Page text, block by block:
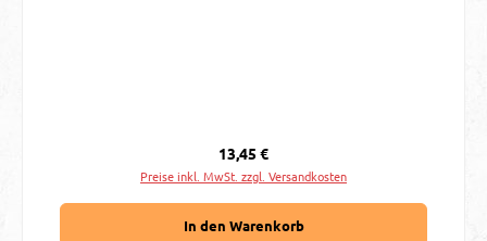
Regulärer Preis:
13,45 €
Preise inkl. MwSt. zzgl. Versandkosten
In den Warenkorb